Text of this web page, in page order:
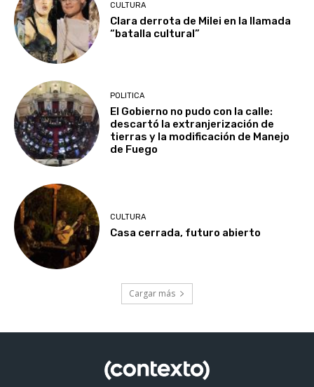
CULTURA
Clara derrota de Milei en la llamada
“batalla cultural”
POLITICA
El Gobierno no pudo con la calle:
descartó la extranjerización de
tierras y la modificación de Manejo
de Fuego
CULTURA
Casa cerrada, futuro abierto
Cargar más